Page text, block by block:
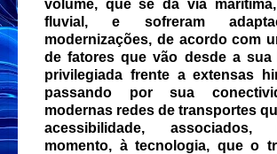
volume, que se dá via
fluvial, e sofreram
modernizações, de acordo com
de fatores que vão desde a sua
privilegiada frente a extensas
passando por sua
modernas redes de transportes
acessibilidade,
momento, à tecnologia, que o